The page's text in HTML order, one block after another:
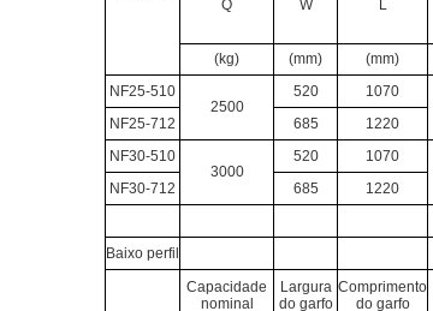
Q
W L
(kg) (mm) (mm)
NF25-510
2500
520
1070
NF25-712
685 1220
NF30-510
3000
520
1070
NF30-712
685 1220
Baixo perfil
Capacidade
nominal
Largura
do garfo
Comprimento
do garfo